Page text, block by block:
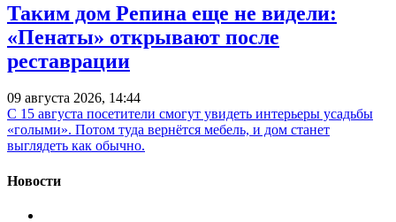
Таким дом Репина еще не видели:
«Пенаты» открывают после
реставрации
09 августа 2026, 14:44
С 15 августа посетители смогут увидеть интерьеры усадьбы
«голыми». Потом туда вернётся мебель, и дом станет
выглядеть как обычно.
Новости